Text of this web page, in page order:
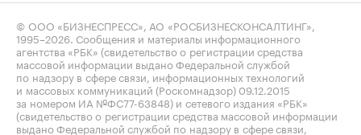
© ООО «БИЗНЕСПРЕСС», АО «РОСБИЗНЕСКОНСАЛТИНГ»,
1995–2026 . Сообщения и материалы информационного
агентства «РБК» (свидетельство о регистрации средства
массовой информации выдано Федеральной службой
по надзору в сфере связи, информационных технологий
и массовых коммуникаций (Роскомнадзор) 09.12.2015
за номером ИА №ФС77-63848) и сетевого издания «РБК»
(свидетельство о регистрации средства массовой информации
выдано Федеральной службой по надзору в сфере связи,